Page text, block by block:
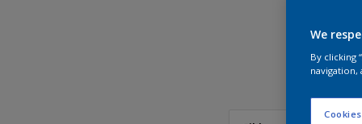
We
By clicking
navigation,